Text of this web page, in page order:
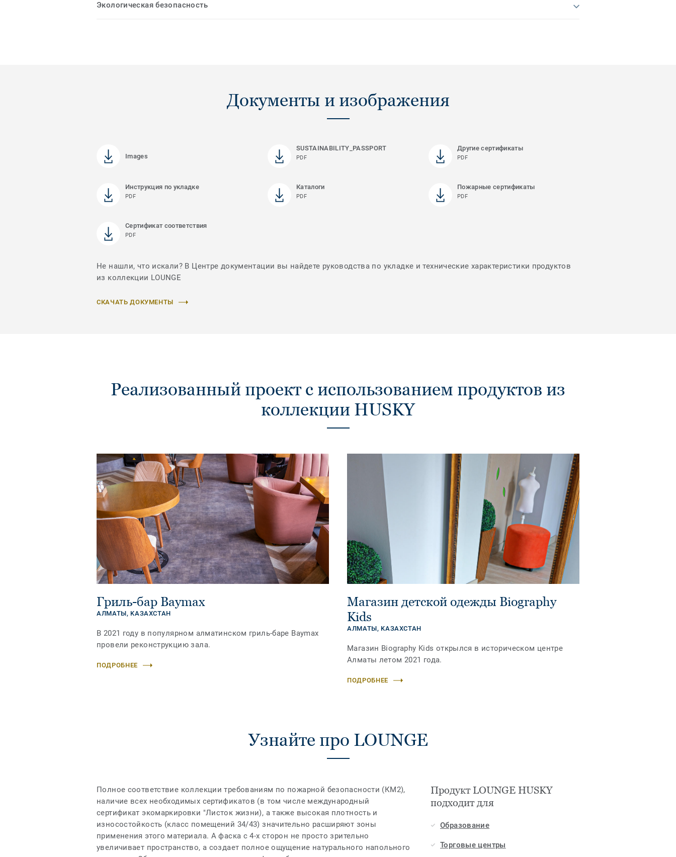
Экологическая безопасность
Документы и изображения
Images
SUSTAINABILITY_PASSPORT
PDF
Другие сертификаты
PDF
Инструкция по укладке
PDF
Каталоги
PDF
Пожарные сертификаты
PDF
Сертификат соответствия
PDF
Не нашли, что искали? В Центре документации вы найдете руководства по укладке и технические характеристики продуктов
из коллекции LOUNGE
СКАЧАТЬ ДОКУМЕНТЫ
Реализованный проект с использованием продуктов из
коллекции HUSKY
Гриль-бар Baymax
АЛМАТЫ, KАЗАХСТАН
В 2021 году в популярном алматинском гриль-баре Baymax
провели реконструкцию зала.
ПОДРОБНЕЕ
Магазин детской одежды Biography
Kids
АЛМАТЫ, KАЗАХСТАН
Магазин Biography Kids открылся в историческом центре
Алматы летом 2021 года.
ПОДРОБНЕЕ
Узнайте про LOUNGE
Полное соответствие коллекции требованиям по пожарной безопасности (КМ2),
наличие всех необходимых сертификатов (в том числе международный
сертификат экомаркировки "Листок жизни), а также высокая плотность и
износостойкость (класс помещений 34/43) значительно расширяют зоны
применения этого материала. А фаска с 4-х сторон не просто зрительно
увеличивает пространство, а создает полное ощущение натурального напольного
Продукт LOUNGE HUSKY
подходит для
Образование
Торговые центры